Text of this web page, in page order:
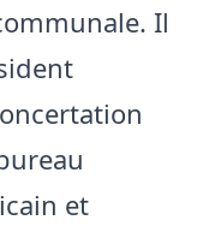
Il
et